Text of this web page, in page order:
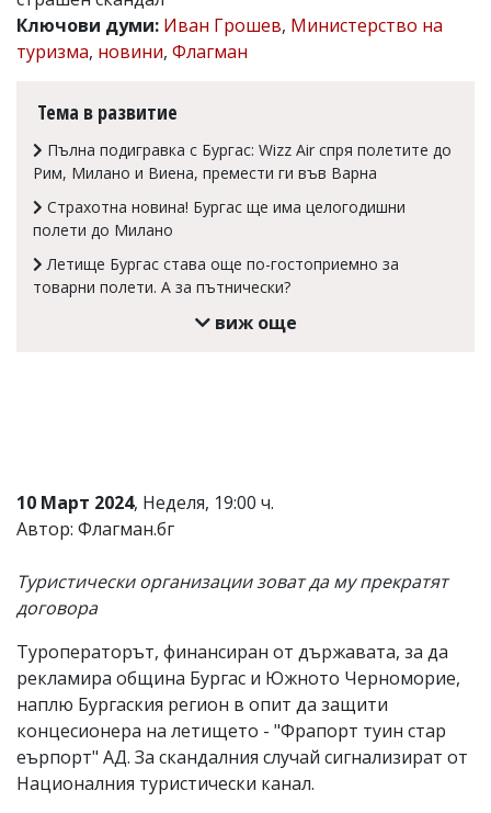
Коментарите
статиите
въвеждат
читателите
редакцията
отговорност
Ключови думи: Иван Грошев, Министерство на
туризма, новини, Флагман
Тема в развитие
Пълна подигравка с Бургас: Wizz Air спря полетите до
Рим, Милано и Виена, премести ги във Варна
Страхотна новина! Бургас ще има целогодишни
полети до Милано
Летище Бургас става още по-гостоприемно за
товарни полети. А за пътнически?
виж още
10 Март 2024, Неделя, 19:00 ч.
Автор: Флагман.бг
Туристически организации зоват да му прекратят
договора
Туроператорът, финансиран от държавата, за да
рекламира община Бургас и Южното Черноморие,
наплю Бургаския регион в опит да защити
концесионера на летището - "Фрапорт туин стар
еърпорт" АД. За скандалния случай сигнализират от
Националния туристически канал.